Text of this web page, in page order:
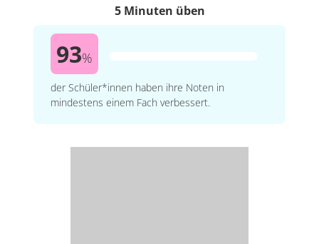
5 Minuten üben
93%
der Schüler*innen haben ihre Noten in
mindestens einem Fach verbessert.